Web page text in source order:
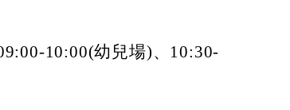
10:00(幼兒場)、10:30-